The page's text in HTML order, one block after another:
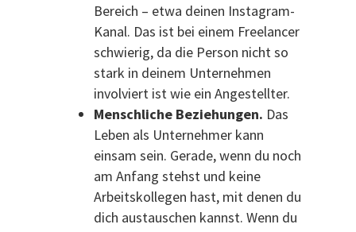
Bereich – etwa deinen Instagram-
Kanal. Das ist bei einem Freelancer
schwierig, da die Person nicht so
stark in deinem Unternehmen
involviert ist wie ein Angestellter.
Menschliche Beziehungen. Das
Leben als Unternehmer kann
einsam sein. Gerade, wenn du noch
am Anfang stehst und keine
Arbeitskollegen hast, mit denen du
dich austauschen kannst. Wenn du